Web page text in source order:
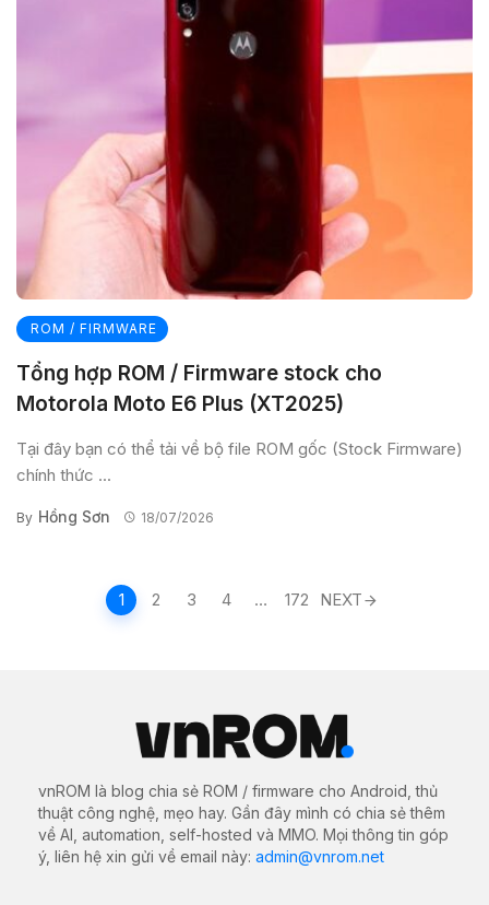
ROM / FIRMWARE
Tổng hợp ROM / Firmware stock cho
Motorola Moto E6 Plus (XT2025)
Tại đây bạn có thể tải về bộ file ROM gốc (Stock Firmware)
chính thức ...
By Hồng Sơn 18/07/2026
1 2 3 4 … 172 NEXT
vnROM là blog chia sẻ ROM / firmware cho Android, thủ
thuật công nghệ, mẹo hay. Gần đây mình có chia sẻ thêm
về AI, automation, self-hosted và MMO. Mọi thông tin góp
ý, liên hệ xin gửi về email này: admin@vnrom.net